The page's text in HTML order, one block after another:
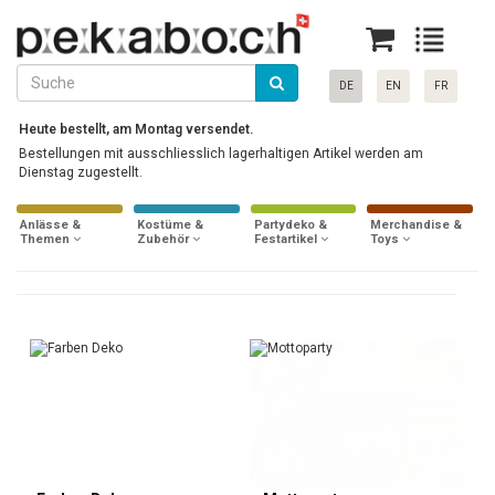
DE EN FR
Heute bestellt, am Montag versendet.
Bestellungen mit ausschliesslich lagerhaltigen Artikel werden am
Dienstag zugestellt.
Anlässe &
Themen
Kostüme &
Zubehör
Partydeko &
Festartikel
Merchandise &
Toys